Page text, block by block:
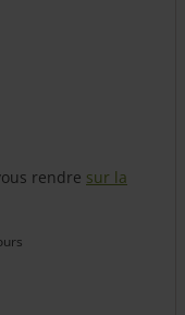
rendre sur la